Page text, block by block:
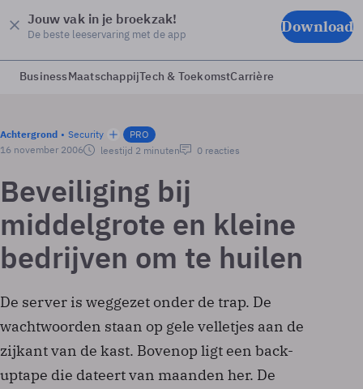
Jouw vak in je broekzak!
De beste leeservaring met de app Download
BusinessMaatschappijTech & ToekomstCarrière
Achtergrond Security
PRO
16 november 2006
leestijd 2 minuten 0 reacties
Beveiliging bij
middelgrote en kleine
bedrijven om te huilen
De server is weggezet onder de trap. De
wachtwoorden staan op gele velletjes aan de
zijkant van de kast. Bovenop ligt een back-
uptape die dateert van maanden her. De